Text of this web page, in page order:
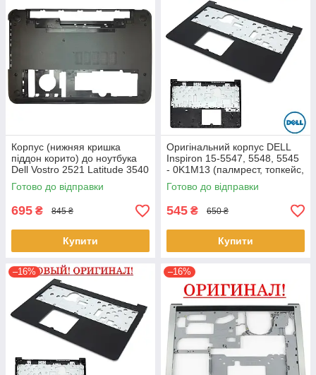
Корпус (нижняя кришка
піддон корито) до ноутбука
Dell Vostro 2521 Latitude 3540
(0YXMG9, AP0ZG000200)
Готово до відправки
695 ₴ 845 ₴
Купити
Оригінальний корпус DELL
Inspiron 15-5547, 5548, 5545
- 0K1M13 (палмрест, топкейс,
верх)
Готово до відправки
545 ₴ 650 ₴
Купити
–16% –16%